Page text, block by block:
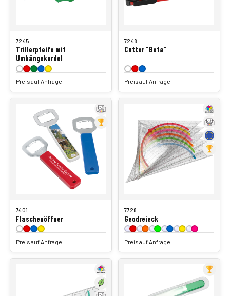
7245
Trillerpfeife mit
Umhängekordel
Preis auf Anfrage
7248
Cutter "Beta"
Preis auf Anfrage
7401
Flaschenöffner
Preis auf Anfrage
7728
Geodreieck
Preis auf Anfrage